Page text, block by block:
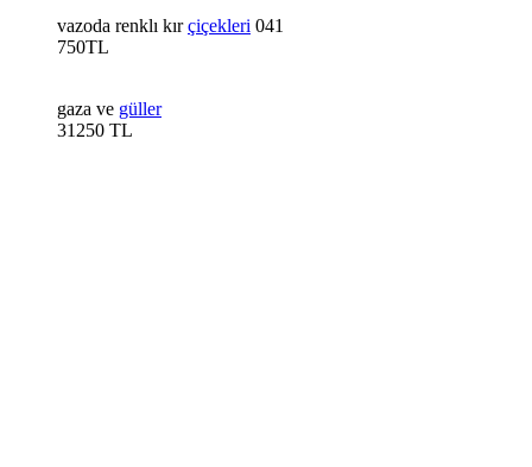
vazoda renklı kırçiçekleri 041
750TL
gaza ve güller
31250 TL